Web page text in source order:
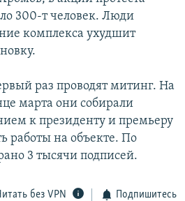
300-т человек. Люди
комплекса ухудшит
раз проводят митинг. На
марта они собирали
к президенту и премьеру
работы на объекте. По
3 тысячи подписей.
без VPN Подпишитесь